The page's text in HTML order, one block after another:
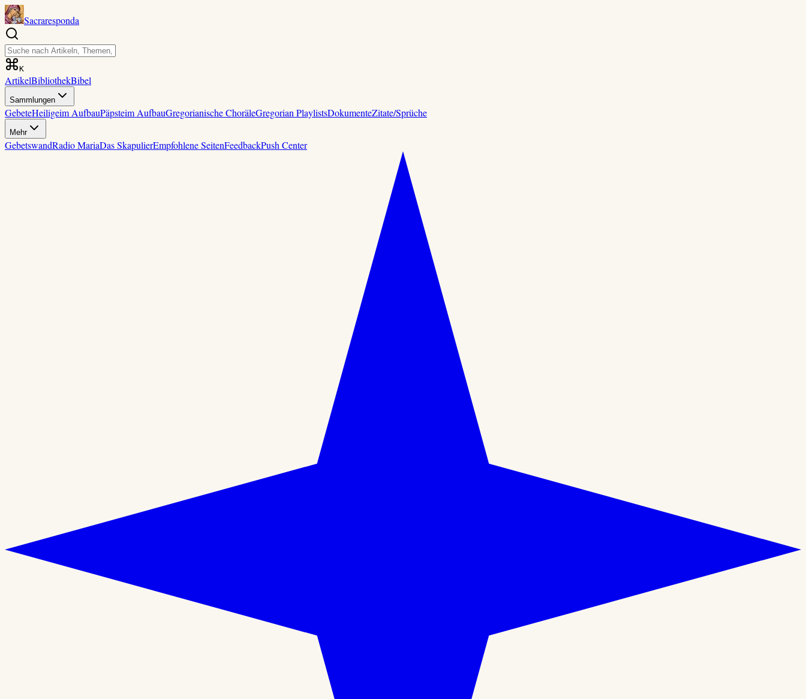
Sacraresponda
K
ArtikelBibliothekBibel
Sammlungen
GebeteHeiligeim AufbauPäpsteim AufbauGregorianische ChoräleGregorian PlaylistsDokumenteZitate/Sprüche
Mehr
GebetswandRadio MariaDas SkapulierEmpfohlene SeitenFeedbackPush Center